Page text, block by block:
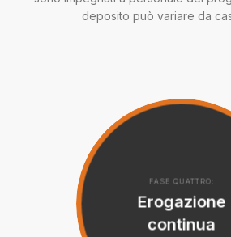
deposito può variare da
FASE QUATTRO:
Erogazione
continua